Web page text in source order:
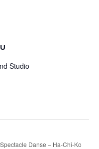
Studio
Spectacle Danse – Ha-Chi-Ko